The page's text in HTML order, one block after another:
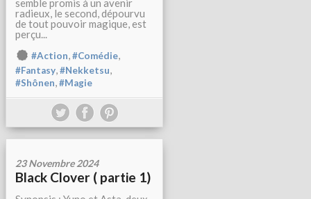
semble promis à un avenir
radieux, le second, dépourvu
de tout pouvoir magique, est
perçu...
#Action,#Comédie,
#Fantasy,#Nekketsu,
#Shônen,#Magie
23 Novembre 2024
Black Clover ( partie 1)